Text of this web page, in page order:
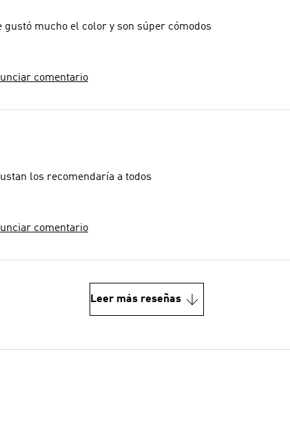
gustó mucho el color y son súper cómodos
comentario
los recomendaría a todos
comentario
Leer más reseñas